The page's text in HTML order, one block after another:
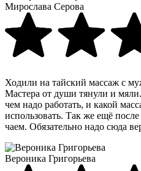
Мирослава Серова
Ходили на тайский массаж с
Мастера от души тянули и
чем надо работать, и какой
использовать. Так же ещё
чаем. Обязательно надо сюда
Вероника Григорьева